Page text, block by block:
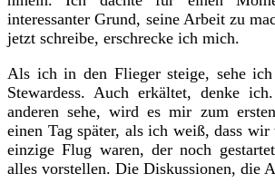
interessanter Grund, seine Arbeit zu
jetzt schreibe, erschrecke ich mich.
Als ich in den Flieger steige, sehe
Stewardess. Auch erkältet, denke
anderen sehe, wird es mir zum
einen Tag später, als ich weiß, dass
einzige Flug waren, der noch
alles vorstellen. Die Diskussionen, die